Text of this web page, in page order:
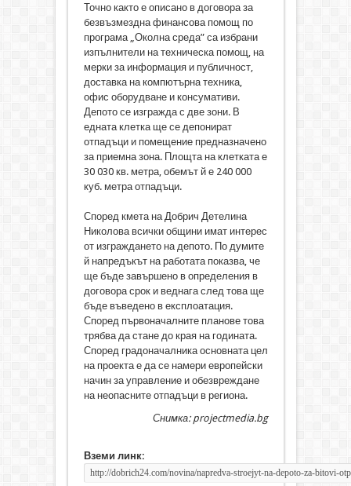
Точно както е описано в договора за
безвъзмездна финансова помощ по
програма „Околна среда” са избрани
изпълнители на техническа помощ, на
мерки за информация и публичност,
доставка на компютърна техника,
офис оборудване и консумативи.
Депото се изгражда с две зони. В
едната клетка ще се депонират
отпадъци и помещение предназначено
за приемна зона. Площта на клетката е
30 030 кв. метра, обемът й е 240 000
куб. метра отпадъци.
Според кмета на Добрич Детелина
Николова всички общини имат интерес
от изграждането на депото. По думите
й напредъкът на работата показва, че
ще бъде завършено в определения в
договора срок и веднага след това ще
бъде въведено в експлоатация.
Според първоначалните планове това
трябва да стане до края на годината.
Според градоначалника основната цел
на проекта е да се намери европейски
начин за управление и обезвреждане
на неопасните отпадъци в региона.
Снимка: projectmedia.bg
Вземи линк: